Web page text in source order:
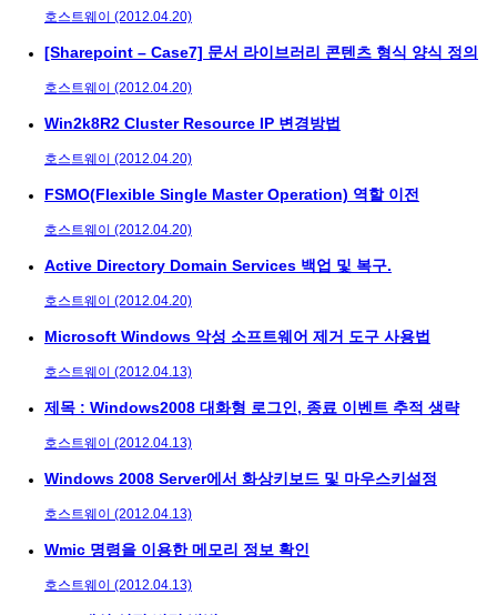
호스트웨이 (2012.04.20)
[Sharepoint – Case7] 문서 라이브러리 콘텐츠 형식 양식 정의
호스트웨이 (2012.04.20)
Win2k8R2 Cluster Resource IP 변경방법
호스트웨이 (2012.04.20)
FSMO(Flexible Single Master Operation) 역할 이전
호스트웨이 (2012.04.20)
Active Directory Domain Services 백업 및 복구.
호스트웨이 (2012.04.20)
Microsoft Windows 악성 소프트웨어 제거 도구 사용법
호스트웨이 (2012.04.13)
제목 : Windows2008 대화형 로그인, 종료 이벤트 추적 생략
호스트웨이 (2012.04.13)
Windows 2008 Server에서 화상키보드 및 마우스키설정
호스트웨이 (2012.04.13)
Wmic 명령을 이용한 메모리 정보 확인
호스트웨이 (2012.04.13)